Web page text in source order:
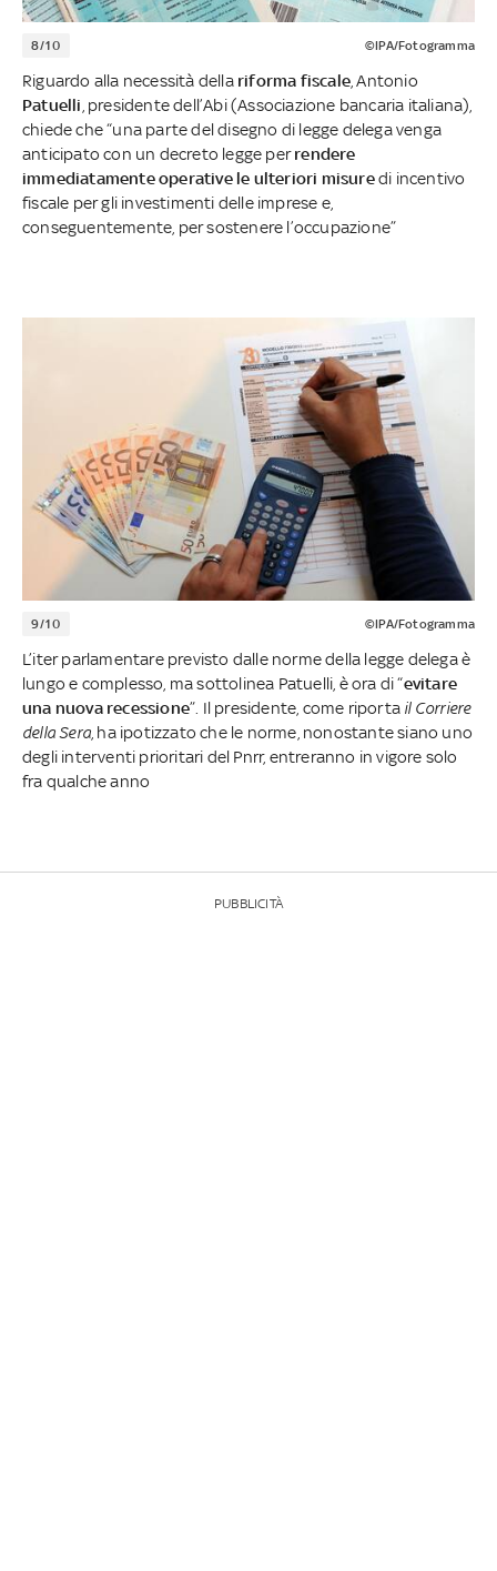
8/10 ©IPA/Fotogramma
Riguardo alla necessità dellariforma fiscale, Antonio
Patuelli, presidente dell’Abi (Associazione bancaria italiana),
chiede che “una parte del disegno di legge delega venga
anticipato con un decreto legge perrendere
immediatamente operative le ulteriori misuredi incentivo
fiscale per gli investimenti delle imprese e,
conseguentemente, per sostenere l’occupazione”
9/10 ©IPA/Fotogramma
L’iter parlamentare previsto dalle norme della legge delega è
lungo e complesso, ma sottolinea Patuelli, è ora di “evitare
una nuova recessione”. Il presidente, come riporta il Corriere
della Sera, ha ipotizzato che le norme, nonostante siano uno
degli interventi prioritari del Pnrr, entreranno in vigore solo
fra qualche anno
PUBBLICITÀ